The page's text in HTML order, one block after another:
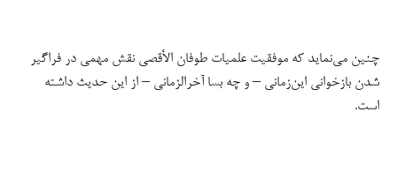
چنین می‌نماید که موفقیت علمیات طوفان الأقصی نقش مهمی در فراگیر
شدن بازخوانی این‌زمانی – و چه بسا آخرالزمانی – از این حدیث داشته
است.